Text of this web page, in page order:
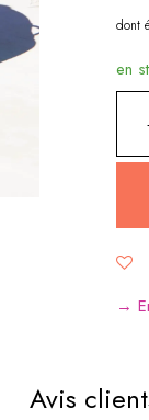
dont
en
→
Avis